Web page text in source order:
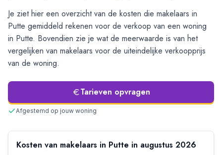
Je ziet hier een overzicht van de kosten die makelaars in
Putte gemiddeld rekenen voor de verkoop van een woning
in Putte. Bovendien zie je wat de meerwaarde is van het
vergelijken van makelaars voor de uiteindelijke verkoopprijs
van de woning.
Tarieven opvragen
Afgestemd op jouw woning
Kosten van makelaars in Putte in augustus 2026